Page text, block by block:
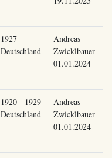
1927
Deutschland
Andreas
Zwicklbauer
01.01.2024
1920 - 1929
Deutschland
Andreas
Zwicklbauer
01.01.2024